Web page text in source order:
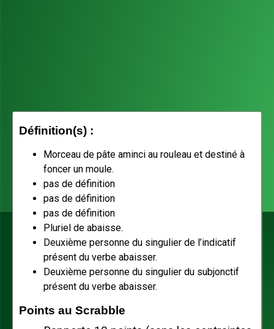
Définition(s) :
Morceau de pâte aminci au rouleau et destiné à
foncer un moule.
pas de définition
pas de définition
pas de définition
Pluriel de abaisse.
Deuxième personne du singulier de l’indicatif
présent du verbe abaisser.
Deuxième personne du singulier du subjonctif
présent du verbe abaisser.
Points au Scrabble